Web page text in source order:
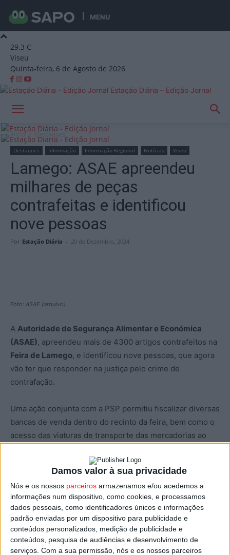
Damos valor à sua privacidade
Nós e os nossos parceiros armazenamos e/ou acedemos a
informações num dispositivo, como cookies, e processamos
dados pessoais, como identificadores únicos e informações
padrão enviadas por um dispositivo para publicidade e
conteúdos personalizados, medição de publicidade e
conteúdos, pesquisa de audiências e desenvolvimento de
serviços. Com a sua permissão, nós e os nossos parceiros
MENU
29.3 C
Viseu
Quinta-feira, 6 de Agosto de 2026
Estação Diária – Edição Jornal
Início Destaques
Destaques Informação Informação Regional Notícias Viseu
Lamego: ASAE apreendeu
milhares de peças
contrafeitas e identificou
nove pessoas
Por Estação Diária - 20 de Dezembro, 2024
Foto: ASAE (arquivo)
A Autoridade de Segurança Alimentar e Económica
(ASAE), apreendeu mais de 4300 artigos contrafeitos na
Feira de Lamego, e identificou nove pessoas, que agora
vão ter que responder na justiça pelo crime de
contrafação.
Uma ação conjunta com a PSP permitiu fiscalizar diversas
bancas de venda dentro do recinto da feira, bem como o
acesso das viaturas de transporte das mercadorias ao
crime por “venda, circulação ou ocultação de artigos
contrafeitos”, informou a ASAE em comunicado.
Acrescentou ter esta ação o objetivo de “identificar e
sancionar práticas ilegais que lesam tanto os titulares das
marcas como os consumidores, protegendo o mercado e
a economia local”.